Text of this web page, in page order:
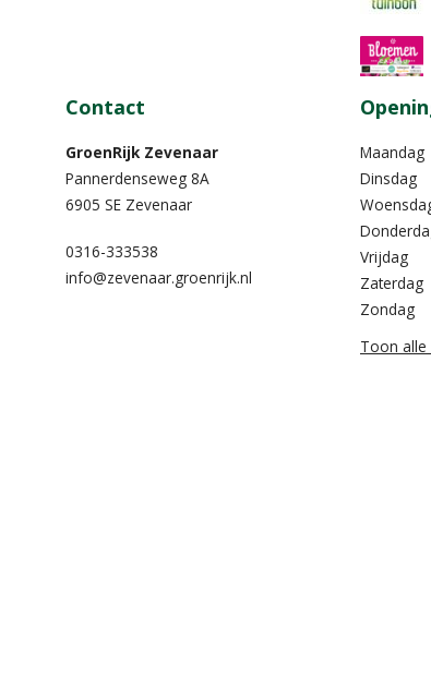
Contact
GroenRijk Zevenaar​
Pannerdenseweg 8A
6905 SE Zevenaar
0316-333538
info@zevenaar.groenrijk.nl
Maandag
Dinsdag
Vrijdag
Zaterdag
Zondag
Toon alle